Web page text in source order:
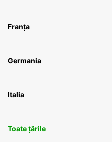
Franța
Germania
Italia
Toate țările